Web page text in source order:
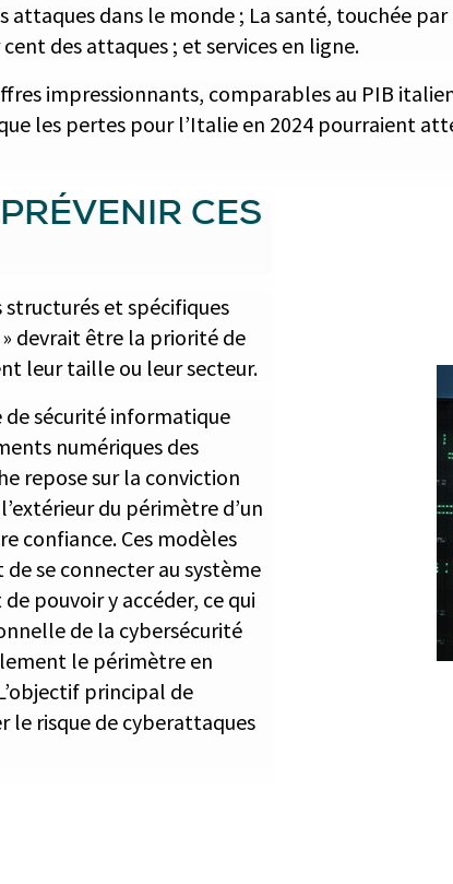
attaques dans le monde ; La santé, touchée
des attaques ; et services en ligne.
impressionnants, comparables au PIB
les pertes pour l’Italie en 2024 pourraient
CES
structurés et spécifiques
devrait être la priorité de
leur taille ou leur secteur.
sécurité informatique
numériques des
repose sur la conviction
du périmètre d’un
confiance. Ces modèles
se connecter au système
pouvoir y accéder, ce qui
de la cybersécurité
le périmètre en
principal de
le risque de cyberattaques